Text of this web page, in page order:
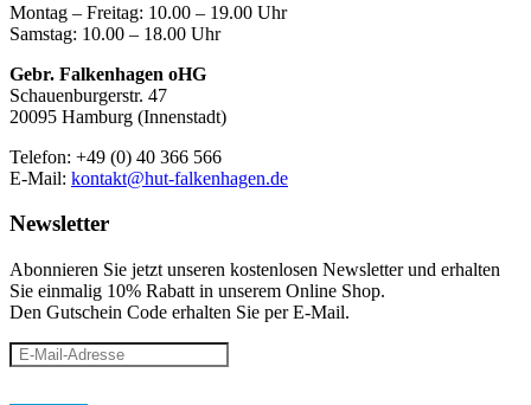
Montag – Freitag: 10.00 – 19.00 Uhr
Samstag: 10.00 – 18.00 Uhr
Gebr. Falkenhagen oHG
Schauenburgerstr. 47
20095 Hamburg (Innenstadt)
Telefon: +49 (0) 40 366 566
E-Mail: kontakt@hut-falkenhagen.de
Newsletter
Abonnieren Sie jetzt unseren kostenlosen Newsletter und erhalten
Sie einmalig 10% Rabatt in unserem Online Shop.
Den Gutschein Code erhalten Sie per E-Mail.